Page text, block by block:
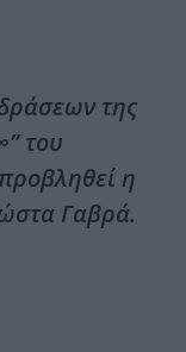
της
του
η
Γαβρά.